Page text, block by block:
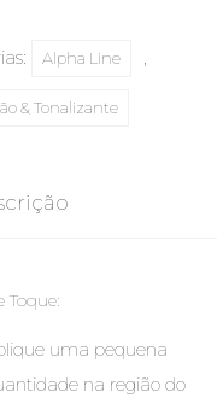
Alpha Line ,
& Tonalizante
Toque:
uma pequena
na região do